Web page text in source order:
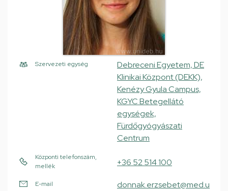
Szervezeti egység
Debreceni Egyetem, DE
Klinikai Központ (DEKK),
Kenézy Gyula Campus,
KGYC Betegellátó
egységek,
Fürdőgyógyászati
Centrum
Központi telefonszám,
mellék
+36 52 514 100
E-mail
donnak.erzsebet@med.u